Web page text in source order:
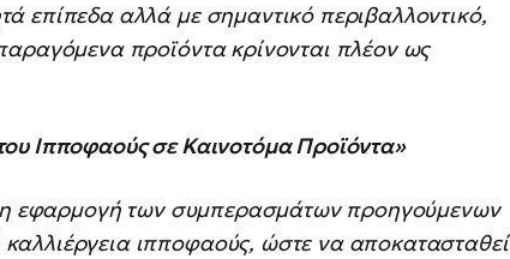
επίπεδα αλλά με σημαντικό περιβαλλοντικό,
προϊόντα κρίνονται πλέον ως
Ιπποφαούς σε Καινοτόμα Προϊόντα»
η εφαρμογή των συμπερασμάτων προηγούμενων
ιπποφαούς, ώστε να αποκατασταθεί